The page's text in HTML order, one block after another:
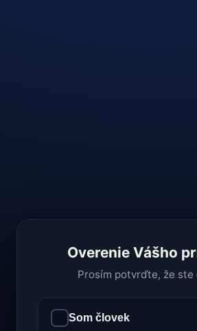
Overenie Vášho
Prosím potvrďte, že ste
Som človek